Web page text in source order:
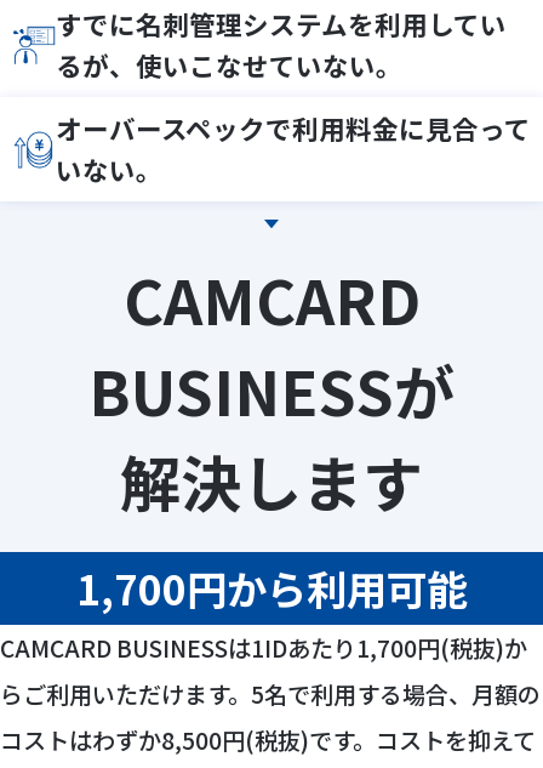
すでに名刺管理システムを利用してい
るが、使いこなせていない。
オーバースペックで利用料金に見合って
いない。
CAMCARD
BUSINESSが
解決します
1,700円から利用可能
CAMCARD BUSINESSは1IDあたり 1,700円(税抜)か
らご利用いただけます。 5名で利用する場合、月額の
コストはわずか8,500円(税抜)です。コストを抑えて